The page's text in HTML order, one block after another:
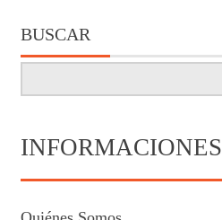
BUSCAR
INFORMACIONES